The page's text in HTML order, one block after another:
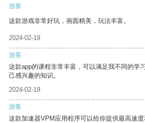
游客
这款游戏非常好玩，画面精美，玩法丰富。
2024-02-19
游客
这款app的课程非常丰富，可以满足我不同的学
己感兴趣的知识。
2024-02-19
游客
这款加速器VPM应用程序可以给你提供最高速